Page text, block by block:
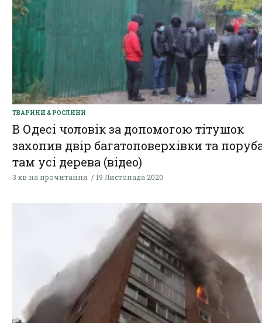
ТВАРИНИ & РОСЛИНИ
В Одесі чоловік за допомогою тітушок
захопив двір багатоповерхівки та
там усі дерева (відео)
3 хв на прочитання 19 Листопада 2020